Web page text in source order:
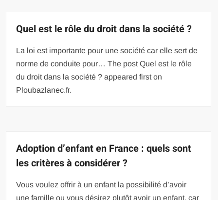
Quel est le rôle du droit dans la société ?
La loi est importante pour une société car elle sert de
norme de conduite pour… The post Quel est le rôle
du droit dans la société ? appeared first on
Ploubazlanec.fr.
Adoption d’enfant en France : quels sont
les critères à considérer ?
Vous voulez offrir à un enfant la possibilité d’avoir
une famille ou vous désirez plutôt avoir un enfant, car